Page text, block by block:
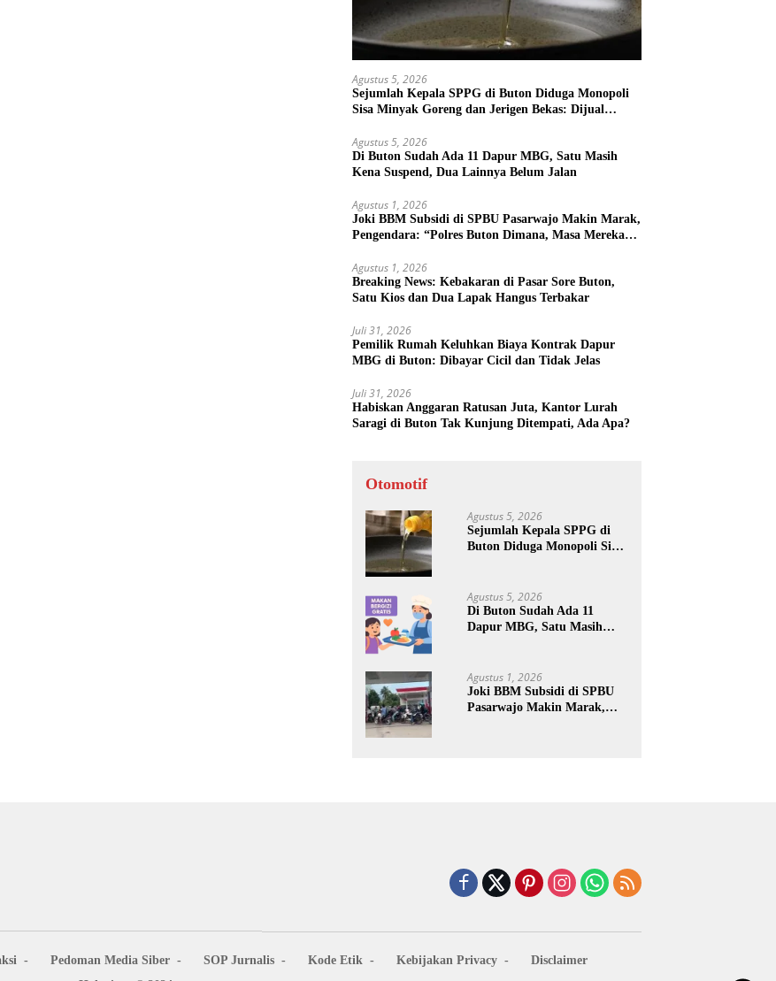
Agustus 5, 2026
Sejumlah Kepala SPPG di Buton Diduga Monopoli
Sisa Minyak Goreng dan Jerigen Bekas: Dijual
Agustus 5, 2026
Di Buton Sudah Ada 11 Dapur MBG, Satu Masih
Kena Suspend, Dua Lainnya Belum Jalan
Agustus 1, 2026
Joki BBM Subsidi di SPBU Pasarwajo Makin Marak,
Pengendara: “Polres Buton Dimana, Masa Mereka
Agustus 1, 2026
Breaking News: Kebakaran di Pasar Sore Buton,
Satu Kios dan Dua Lapak Hangus Terbakar
Juli 31, 2026
Pemilik Rumah Keluhkan Biaya Kontrak Dapur
MBG di Buton: Dibayar Cicil dan Tidak Jelas
Juli 31, 2026
Habiskan Anggaran Ratusan Juta, Kantor Lurah
Saragi di Buton Tak Kunjung Ditempati, Ada Apa?
Otomotif
Agustus 5, 2026
Sejumlah Kepala SPPG di
Buton Diduga Monopoli Sisa
Keuntungan Pribadi
Agustus 5, 2026
Di Buton Sudah Ada 11
Dapur MBG, Satu Masih
Agustus 1, 2026
Joki BBM Subsidi di SPBU
Pasarwajo Makin Marak,
Pedoman Media Siber SOP Jurnalis Kode Etik Kebijakan Privacy
Disclaimer